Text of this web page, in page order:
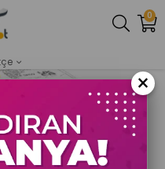
0
Mouse Spinninh Sun
×